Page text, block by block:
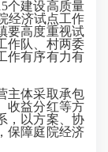
建设高质量
经济试点工作
要高度重视试
作队、村两委
作有序有力有
体采取承包
收益分红等方
，以方案、协
保障庭院经济